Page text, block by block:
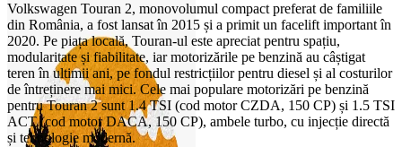
Volkswagen Touran 2, monovolumul compact preferat de familiile
din România, a fost lansat în 2015 și a primit un facelift important în
2020. Pe piața locală, Touran-ul este apreciat pentru spațiu,
modularitate și fiabilitate, iar motorizările pe benzină au câștigat
teren în ultimii ani, pe fondul restricțiilor pentru diesel și al costurilor
de întreținere mai mici. Cele mai populare motorizări pe benzină
pentru Touran 2 sunt 1.4 TSI (cod motor CZDA, 150 CP) și 1.5 TSI
ACT (cod motor DACA, 150 CP), ambele turbo, cu injecție directă
și tehnologie modernă.